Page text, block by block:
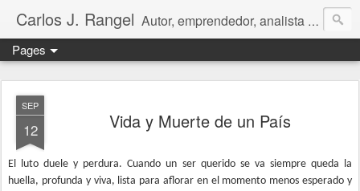
Carlos J. Rangel Autor, emprendedor, analista económico y político. Artículos y Ensayos, tanto en español como en inglés, sobre la condición de Venezuela y otros temas de interés internacional.
Pages
SEP
12 Vida y Muerte de un País
El luto duele y perdura. Cuando un ser querido se va siempre queda la
huella, profunda y viva, lista para aflorar en el momento menos esperado y